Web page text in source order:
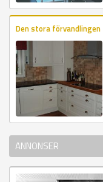
Den stora förvandlingen
ANNONSER